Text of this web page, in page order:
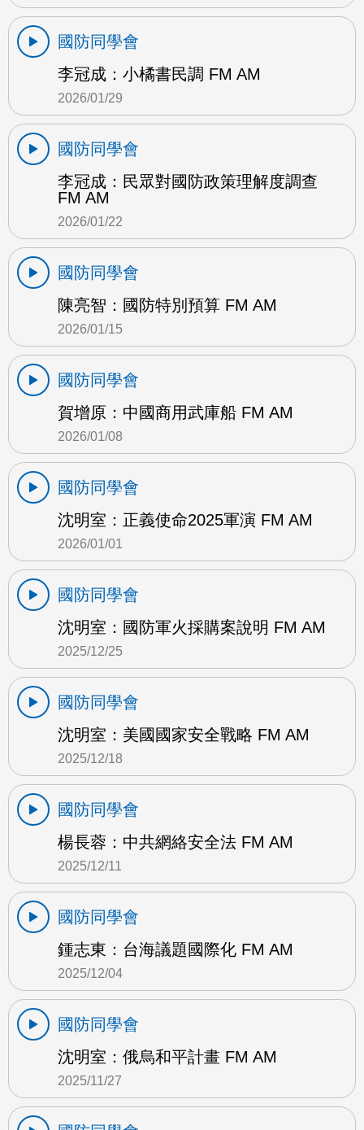
國防同學會
李冠成：小橘書民調 FM AM
2026/01/29
國防同學會
李冠成：民眾對國防政策理解度調查
FM AM
2026/01/22
國防同學會
陳亮智：國防特別預算 FM AM
2026/01/15
國防同學會
賀增原：中國商用武庫船 FM AM
2026/01/08
國防同學會
沈明室：正義使命2025軍演 FM AM
2026/01/01
國防同學會
沈明室：國防軍火採購案說明 FM AM
2025/12/25
國防同學會
沈明室：美國國家安全戰略 FM AM
2025/12/18
國防同學會
楊長蓉：中共網絡安全法 FM AM
2025/12/11
國防同學會
鍾志東：台海議題國際化 FM AM
2025/12/04
國防同學會
沈明室：俄烏和平計畫 FM AM
2025/11/27